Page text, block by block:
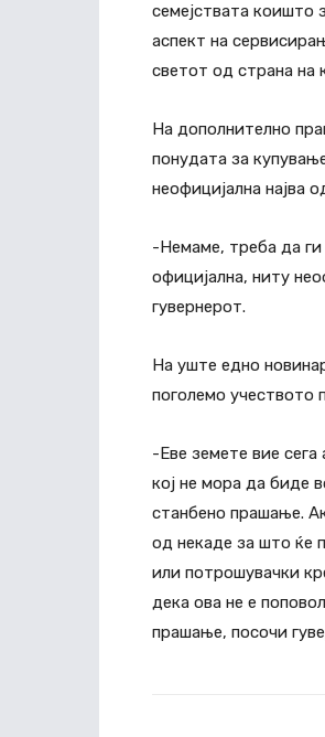
семејствата коишто
аспект на
светот од страна на
На дополнително
понудата за
неофицијална најва
-Немаме, треба да ги
официјална, ниту
гувернерот.
На уште едно
поголемо учеството
-Еве земете вие
кој не мора да биде
станбено прашање.
од некаде за што ќе
или потрошувачки
дека ова не е
прашање, посочи